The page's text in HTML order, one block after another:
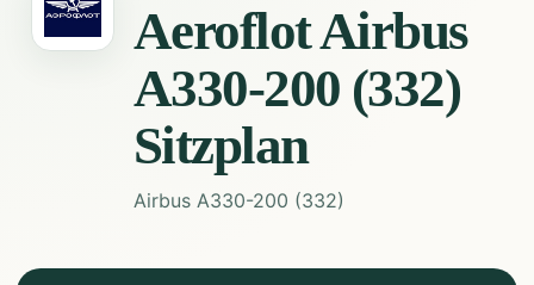
AeroflotAirbus
A330-200 (332)
Sitzplan
Airbus A330-200 (332)